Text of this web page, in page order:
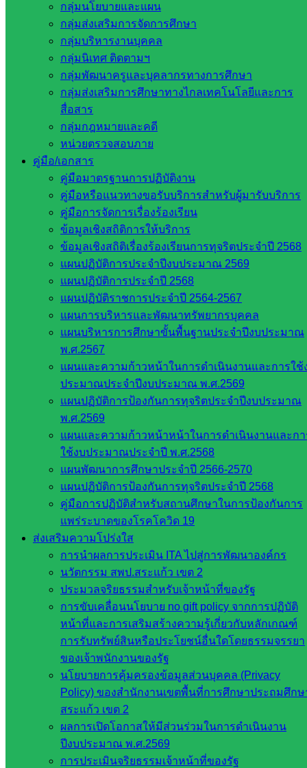
กลุ่มนโยบายและแผน
กลุ่มส่งเสริมการจัดการศึกษา
กลุ่มบริหารงานบุคคล
กลุ่มนิเทศ ติดตามฯ
กลุ่มพัฒนาครูและบุคลากรทางการศึกษา
กลุ่มส่งเสริมการศึกษาทางไกลเทคโนโลยีและการ
สื่อสาร
กลุ่มกฎหมายและคดี
หน่วยตรวจสอบภาย
คู่มือ/เอกสาร
คู่มือมาตรฐานการปฏิบัติงาน
คู่มือหรือแนวทางขอรับบริการสำหรับผู้มารับบริการ
คู่มือการจัดการเรื่องร้องเรียน
ข้อมูลเชิงสถิติการให้บริการ
ข้อมูลเชิงสถิติเรื่องร้องเรียนการทุจริตประจำปี 2568
แผนปฏิบัติการประจำปีงบประมาณ 2569
แผนปฏิบัติการประจำปี 2568
แผนปฏิบัติราชการประจำปี 2564-2567
แผนการบริหารและพัฒนาทรัพยากรบุคคล
แผนบริหารการศึกษาขั้นพื้นฐานประจำปีงบประมาณ
พ.ศ.2567
แผนและความก้าวหน้าในการดำเนินงานและการใช้
ประมาณประจำปีงบประมาณ พ.ศ.2569
แผนปฏิบัติการป้องกันการทุจริตประจำปีงบประมาณ
พ.ศ.2569
แผนและความก้าวหน้าหน้าในการดำเนินงานและก
ใช้งบประมาณประจำปี พ.ศ.2568
แผนพัฒนาการศึกษาประจำปี 2566-2570
แผนปฏิบัติการป้องกันการทุจริตประจำปี 2568
คู่มือการปฏิบัติสำหรับสถานศึกษาในการป้องกันการ
แพร่ระบาดของโรคโควิด 19
ส่งเสริมความโปร่งใส
การนำผลการประเมิน ITA ไปสู่การพัฒนาองค์กร
นวัตกรรม สพป.สระแก้ว เขต 2
ประมวลจริยธรรมสำหรับเจ้าหน้าที่ของรัฐ
การขับเคลื่อนนโยบาย no gift policy จากการปฏิบัติ
หน้าที่และการเสริมสร้างความรู้เกี่ยวกับหลักเกณฑ์
การรับทรัพย์สินหรือประโยชน์อื่นใดโดยธรรมจรรยา
ของเจ้าพนักงานของรัฐ
นโยบายการคุ้มครองข้อมูลส่วนบุคคล (Privacy
Policy) ของสำนักงานเขตพื้นที่การศึกษาประถมศึกษ
สระแก้ว เขต 2
ผลการเปิดโอกาสให้มีส่วนร่วมในการดำเนินงาน
ปีงบประมาณ พ.ศ.2569
การประเมินจริยธรรมเจ้าหน้าที่ของรัฐ
สำนักงานเขตพื้นที่การศึกษาประถมศึกษาสระแก้ว เขต 2 ขอ
แสดงความยินดีกับโรงเรียนบ้านหนองผักแว่น สถานศึกษาใน
สังกัดสำนักงานเขตพื้นที่การศึกษาประถมศึกษาสระแก้ว เขต 2
นำโดยนายสมบัติ ดวงภักดีรัมย์ ผู้อำนวยการโรงเรียนบ้านหนอง
ผักแว่น พร้อมด้วยคุณครูจิราวิชญ์ เรืองสุวรรณ ครูผู้ฝึกสอน ได้
นำ เด็กหญิงสุพัตรา บุญนาค
นักเรียนชั้นประถมศึกษาปีที่ 5 โรงเรียนบ้านหนองผักแว่น
เข้ารับโล่รางวัลยอดเยี่ยม
(ชนะเลิศระดับประเทศ)
การประกวดวาดภาพระบายสี หัวข้อ “พลังดิน ถิ่นไทย” 5
ธันวาคม วันดินโลก
การประกวดทัศนศิลป์ สาขาจิตรกรรม โครงการ “ศาสตร์ ศิลป์
ดิน สยาม” ครั้งที่ 2 ประจำปี 2567 รุ่นอายุ 10 – 13 ปี
โดย ศิลป์พิพัฒน์ ศูนย์ส่งเสริมอนุรักษ์ ศิลปวัฒนธรรม และ
ภูมิปัญญา ร่วมกับมูลนิธิดั่งพ่อสอน กรมพัฒนาที่ดิน และ
วิทยาลัยเพาะช่างมหาวิทยาลัยเทคโนโลยีราชมงคล
รัตนโกสินทร์
ชื่อผลงาน พลังดิน “แผ่นดินพ่อ”
ณ โรงแรมเดอะเชอราตัน แกรนด์ สุขุมวิท กรุงเทพมหานคร
สพป.สระแก้วเขต2
Post Views: 319
งานประชาสัมพันธ์ สพป.สก.2
หน่วยงาน
ที่เกี่ยวข้อง
กระทรวง
ศึกษาธิการ
กระทรวง
การ
อุดมศึกษา
สำนักงาน